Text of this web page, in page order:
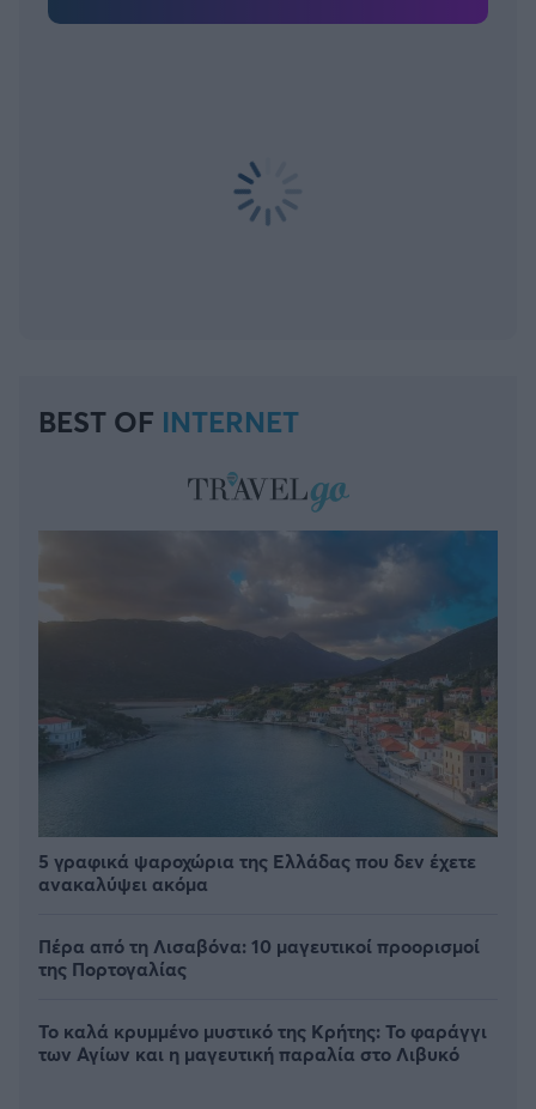
BEST OF INTERNET
5 γραφικά ψαροχώρια της Ελλάδας που δεν έχετε
ανακαλύψει ακόμα
Πέρα από τη Λισαβόνα: 10 μαγευτικοί προορισμοί
της Πορτογαλίας
Το καλά κρυμμένο μυστικό της Κρήτης: Το φαράγγι
των Αγίων και η μαγευτική παραλία στο Λιβυκό